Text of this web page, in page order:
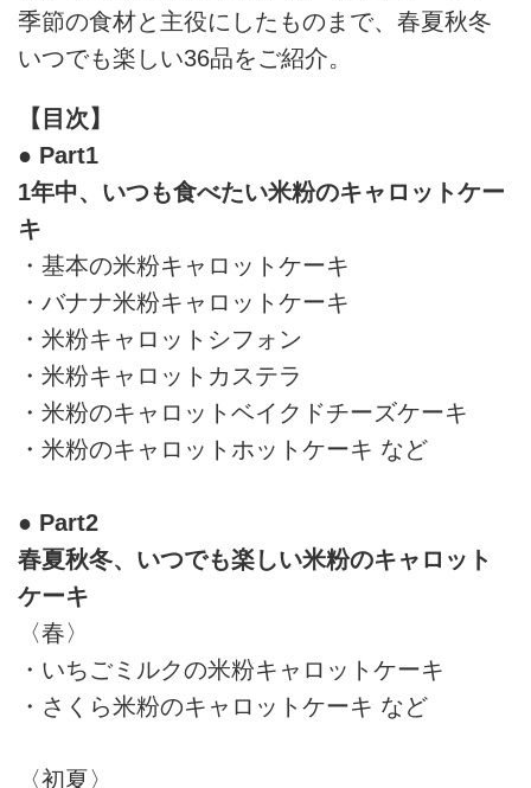
季節の食材と主役にしたものまで、春夏秋冬
いつでも楽しい36品をご紹介。
【目次】
● Part1
1年中、いつも食べたい米粉のキャロットケー
キ
・基本の米粉キャロットケーキ
・バナナ米粉キャロットケーキ
・米粉キャロットシフォン
・米粉キャロットカステラ
・米粉のキャロットベイクドチーズケーキ
・米粉のキャロットホットケーキ など
● Part2
春夏秋冬、いつでも楽しい米粉のキャロット
ケーキ
〈春〉
・いちごミルクの米粉キャロットケーキ
・さくら米粉のキャロットケーキ など
〈初夏〉